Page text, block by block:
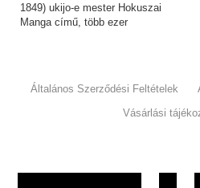
1849) ukijo-e mester Hokuszai
Manga című, több ezer
Általános Szerződési Feltételek
Vásárlási